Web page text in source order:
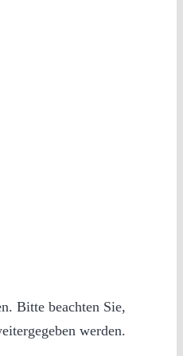
Bitte beachten Sie,
werden.